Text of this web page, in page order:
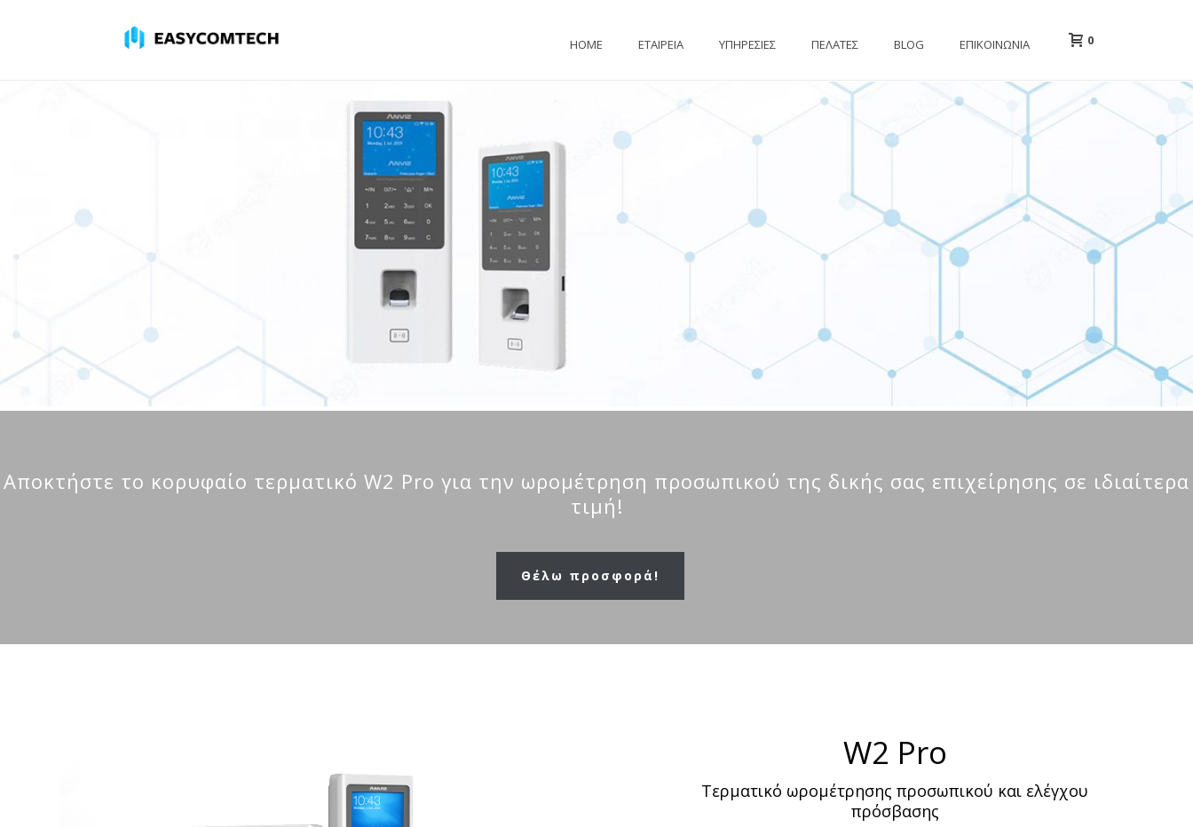
HOME ΕΤΑΙΡΕΙΑ ΥΠΗΡΕΣΙΕΣ ΠΕΛΑΤΕΣ BLOG ΕΠΙΚΟΙΝΩΝΙΑ 0
Αποκτήστε το κορυφαίο τερματικό W2 Pro για την ωρομέτρηση προσωπικού της δικής σας επιχείρησης σε ιδιαίτερα
τιμή!
Θέλω προσφορά!
W2 Pro
Τερματικό ωρομέτρησης προσωπικού και ελέγχου
πρόσβασης